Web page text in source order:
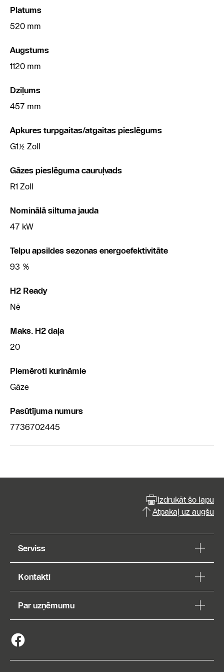
Platums
520 mm
Augstums
1120 mm
Dziļums
457 mm
Apkures turpgaitas/atgaitas pieslēgums
G1½ Zoll
Gāzes pieslēguma cauruļvads
R1 Zoll
Nominālā siltuma jauda
47 kW
Telpu apsildes sezonas energoefektivitāte
93 %
H2 Ready
Nē
Maks. H2 daļa
20
Piemēroti kurināmie
Gāze
Pasūtījuma numurs
7736702445
Izdrukāt šo lapu
Atpakaļ uz augšu
Serviss
Kontakti
Par uzņēmumu